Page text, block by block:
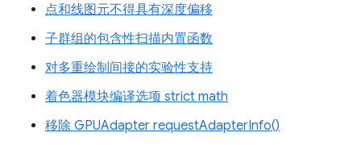
点和线图元不得具有深度偏移
子群组的包含性扫描内置函数
对多重绘制间接的实验性支持
着色器模块编译选项 strict math
移除 GPUAdapter requestAdapterInfo()